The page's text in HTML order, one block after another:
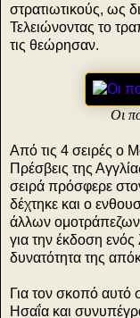
στρατιωτικούς, ως
Τελειώνοντας το
τις θεώρησαν.
Οι
Από τις 4 σειρές ο
Πρέσβεις της
σειρά πρόσφερε
δέχτηκε και ο
άλλων
για την έκδοση
δυνατότητα της
Για τον σκοπό
Ησαΐα και